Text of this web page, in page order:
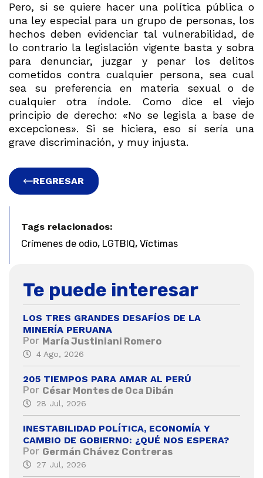
Pero, si se quiere hacer una política pública o
una ley especial para un grupo de personas, los
hechos deben evidenciar tal vulnerabilidad, de
lo contrario la legislación vigente basta y sobra
para denunciar, juzgar y penar los delitos
cometidos contra cualquier persona, sea cual
sea su preferencia en materia sexual o de
cualquier otra índole. Como dice el viejo
principio de derecho: «No se legisla a base de
excepciones». Si se hiciera, eso sí sería una
grave discriminación, y muy injusta.
REGRESAR
Tags relacionados:
Crímenes de odio, LGTBIQ, Víctimas
Te puede interesar
LOS TRES GRANDES DESAFÍOS DE LA
MINERÍA PERUANA
Por María Justiniani Romero
4 Ago, 2026
205 TIEMPOS PARA AMAR AL PERÚ
Por César Montes de Oca Dibán
28 Jul, 2026
INESTABILIDAD POLÍTICA, ECONOMÍA Y
CAMBIO DE GOBIERNO: ¿QUÉ NOS ESPERA?
Por Germán Chávez Contreras
27 Jul, 2026